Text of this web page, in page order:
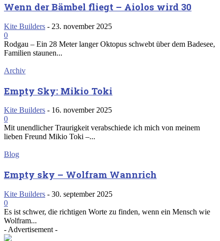
Wenn der Bämbel fliegt – Aiolos wird 30
Kite Builders - 23. november 2025
0
Rodgau – Ein 28 Meter langer Oktopus schwebt über dem Badesee,
Familien staunen...
Archiv
Empty Sky: Mikio Toki
Kite Builders - 16. november 2025
0
Mit unendlicher Traurigkeit verabschiede ich mich von meinem
lieben Freund Mikio Toki –...
Blog
Empty sky – Wolfram Wannrich
Kite Builders - 30. september 2025
0
Es ist schwer, die richtigen Worte zu finden, wenn ein Mensch wie
Wolfram...
- Advertisement -